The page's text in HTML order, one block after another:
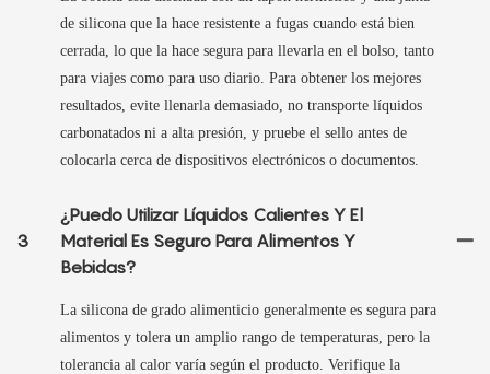
de silicona que la hace resistente a fugas cuando está bien
cerrada, lo que la hace segura para llevarla en el bolso, tanto
para viajes como para uso diario. Para obtener los mejores
resultados, evite llenarla demasiado, no transporte líquidos
carbonatados ni a alta presión, y pruebe el sello antes de
colocarla cerca de dispositivos electrónicos o documentos.
3
¿Puedo Utilizar Líquidos Calientes Y El
Material Es Seguro Para Alimentos Y
Bebidas?
La silicona de grado alimenticio generalmente es segura para
alimentos y tolera un amplio rango de temperaturas, pero la
tolerancia al calor varía según el producto. Verifique la